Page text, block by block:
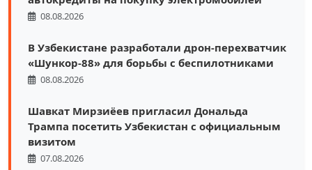
08.08.2026
В Узбекистане разработали дрон-перехватчик
«Шункор-88» для борьбы с беспилотниками
08.08.2026
Шавкат Мирзиёев пригласил Дональда
Трампа посетить Узбекистан с официальным
визитом
07.08.2026